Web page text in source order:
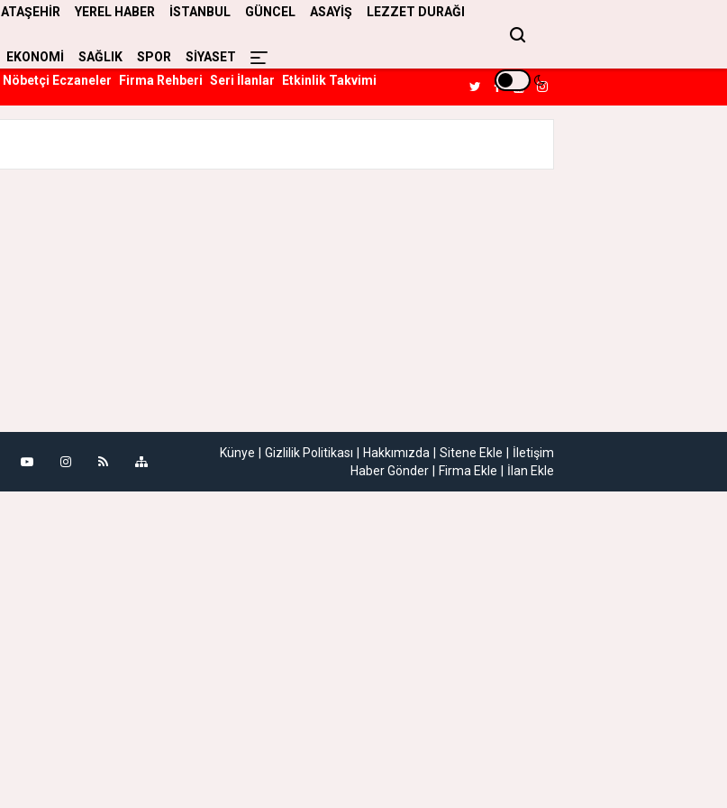
ATAŞEHİR YEREL HABER İSTANBUL GÜNCEL ASAYİŞ LEZZET DURAĞI
EKONOMİ SAĞLIK SPOR
SİYASET
Nöbetçi Eczaneler Firma Rehberi Seri İlanlar
Etkinlik Takvimi
Künye Gizlilik Politikası Hakkımızda Sitene Ekle
İletişim
Haber Gönder
Firma Ekle İlan Ekle